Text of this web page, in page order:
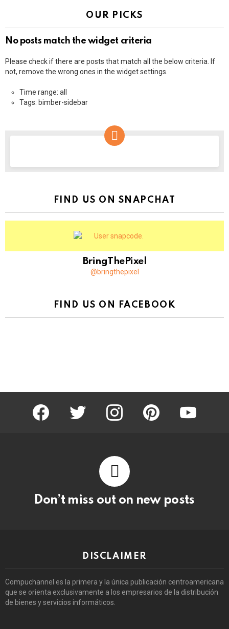
OUR PICKS
No posts match the widget criteria
Please check if there are posts that match all the below criteria. If
not, remove the wrong ones in the widget settings.
Time range: all
Tags: bimber-sidebar
FIND US ON SNAPCHAT
BringThePixel
@bringthepixel
FIND US ON FACEBOOK
facebook twitter instagram pinterest youtube
Don’t miss out on new posts
DISCLAIMER
Compuchannel es la primera y la única publicación centroamericana
que se orienta exclusivamente a los empresarios de la distribución
de bienes y servicios informáticos.